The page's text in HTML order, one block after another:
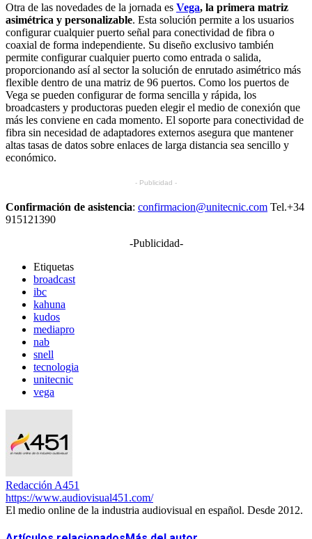
Otra de las novedades de la jornada es Vega, la primera matriz
asimétrica y personalizable. Esta solución permite a los usuarios
configurar cualquier puerto señal para conectividad de fibra o
coaxial de forma independiente. Su diseño exclusivo también
permite configurar cualquier puerto como entrada o salida,
proporcionando así al sector la solución de enrutado asimétrico más
flexible dentro de una matriz de 96 puertos. Como los puertos de
Vega se pueden configurar de forma sencilla y rápida, los
broadcasters y productoras pueden elegir el medio de conexión que
más les conviene en cada momento. El soporte para conectividad de
fibra sin necesidad de adaptadores externos asegura que mantener
altas tasas de datos sobre enlaces de larga distancia sea sencillo y
económico.
- Publicidad -
Confirmación de asistencia: confirmacion@unitecnic.com Tel.+34
915121390
-Publicidad-
Etiquetas
broadcast
ibc
kahuna
kudos
mediapro
nab
snell
tecnologia
unitecnic
vega
Redacción A451
https://www.audiovisual451.com/
El medio online de la industria audiovisual en español. Desde 2012.